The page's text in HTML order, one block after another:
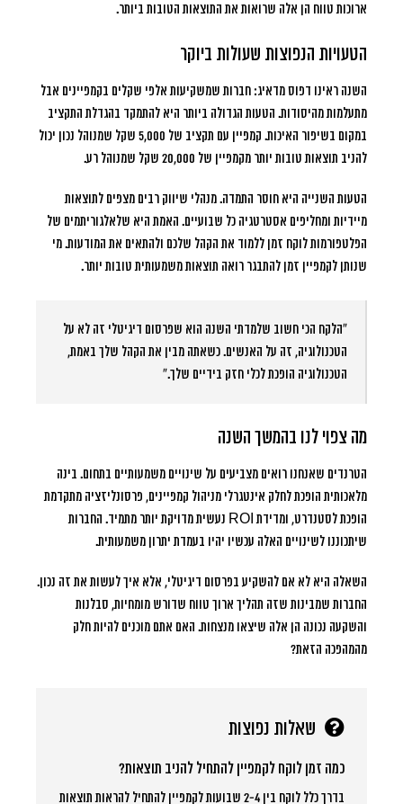
ארוכות טווח הן אלה שרואות את התוצאות הטובות ביותר.
הטעויות הנפוצות שעולות ביוקר
השנה ראינו דפוס מדאיג: חברות שמשקיעות אלפי שקלים בקמפיינים אבל
מתעלמות מהיסודות. הטעות הגדולה ביותר היא להתמקד בהגדלת התקציב
במקום בשיפור האיכות.
קמפיין עם תקציב של 5,000 שקל שמנוהל נכון יכול
להניב תוצאות טובות יותר מקמפיין של 20,000 שקל שמנוהל רע.
הטעות השנייה היא חוסר התמדה. מנהלי שיווק רבים מצפים לתוצאות
מיידיות ומחליפים אסטרטגיה כל שבועיים. האמת היא שלאלגוריתמים של
הפלטפורמות לוקח זמן ללמוד את הקהל שלכם ולהתאים את המודעות. מי
שנותן לקמפיין זמן להתבגר רואה תוצאות משמעותית טובות יותר.
“הלקח הכי חשוב שלמדתי השנה הוא שפרסום דיגיטלי זה לא על
הטכנולוגיה, זה על האנשים. כשאתה מבין את הקהל שלך באמת,
הטכנולוגיה הופכת לכלי חזק בידיים שלך.”
מה צפוי לנו בהמשך השנה
הטרנדים שאנחנו רואים מצביעים על שינויים משמעותיים בתחום. בינה
מלאכותית הופכת לחלק אינטגרלי מניהול קמפיינים, פרסונליזציה מתקדמת
הופכת לסטנדרט, ומדידת ROI נעשית מדויקת יותר מתמיד. החברות
שיתכוננו לשינויים האלה עכשיו יהיו בעמדת יתרון משמעותית.
השאלה היא לא אם להשקיע בפרסום דיגיטלי, אלא איך לעשות את זה נכון.
החברות שמבינות שזה תהליך ארוך טווח שדורש מומחיות, סבלנות
והשקעה נכונה הן אלה שיצאו מנצחות. האם אתם מוכנים להיות חלק
מהמהפכה הזאת?
שאלות נפוצות
כמה זמן לוקח לקמפיין להתחיל להניב תוצאות?
בדרך כלל לוקח בין 2-4 שבועות לקמפיין להתחיל להראות תוצאות